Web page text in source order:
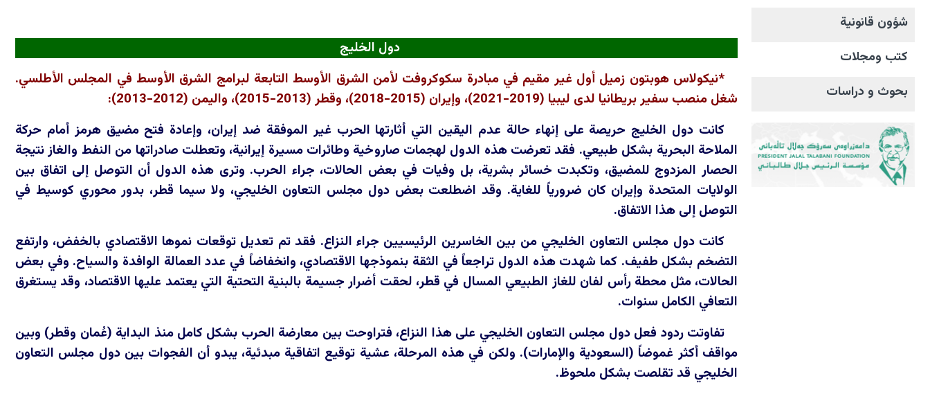
شؤون قانونية
كتب ومجلات
بحوث و دراسات
دول الخليج
*نيكولاس هوبتون زميل أول غير مقيم في مبادرة سكوكروفت لأمن الشرق الأوسط التابعة لبرامج الشرق الأوسط في المجلس الأطلسي.
شغل منصب سفير بريطانيا لدى ليبيا (2019-2021)، وإيران (2015-2018)، وقطر (2013-2015)، واليمن (2012-2013):
كانت دول الخليج حريصة على إنهاء حالة عدم اليقين التي أثارتها الحرب غير الموفقة ضد إيران، وإعادة فتح مضيق هرمز أمام حركة
الملاحة البحرية بشكل طبيعي. فقد تعرضت هذه الدول لهجمات صاروخية وطائرات مسيرة إيرانية، وتعطلت صادراتها من النفط والغاز نتيجة
الحصار المزدوج للمضيق، وتكبدت خسائر بشرية، بل وفيات في بعض الحالات، جراء الحرب. وترى هذه الدول أن التوصل إلى اتفاق بين
الولايات المتحدة وإيران كان ضرورياً للغاية. وقد اضطلعت بعض دول مجلس التعاون الخليجي، ولا سيما قطر، بدور محوري كوسيط في
التوصل إلى هذا الاتفاق.
كانت دول مجلس التعاون الخليجي من بين الخاسرين الرئيسيين جراء النزاع. فقد تم تعديل توقعات نموها الاقتصادي بالخفض، وارتفع
التضخم بشكل طفيف. كما شهدت هذه الدول تراجعاً في الثقة بنموذجها الاقتصادي، وانخفاضاً في عدد العمالة الوافدة والسياح. وفي بعض
الحالات، مثل محطة رأس لفان للغاز الطبيعي المسال في قطر، لحقت أضرار جسيمة بالبنية التحتية التي يعتمد عليها الاقتصاد، وقد يستغرق
التعافي الكامل سنوات.
تفاوتت ردود فعل دول مجلس التعاون الخليجي على هذا النزاع، فتراوحت بين معارضة الحرب بشكل كامل منذ البداية (عُمان وقطر) وبين
مواقف أكثر غموضاً (السعودية والإمارات). ولكن في هذه المرحلة، عشية توقيع اتفاقية مبدئية، يبدو أن الفجوات بين دول مجلس التعاون
الخليجي قد تقلصت بشكل ملحوظ.